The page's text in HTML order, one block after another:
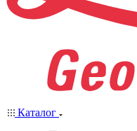
Каталог